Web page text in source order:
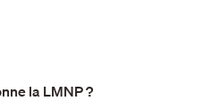
la LMNP ?